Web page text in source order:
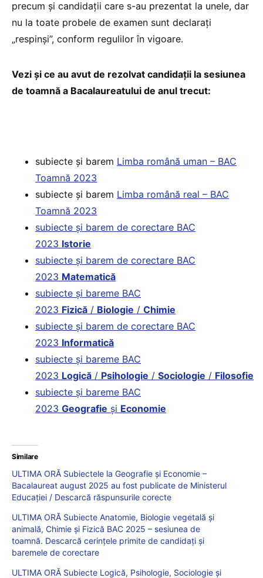
precum şi candidaţii care s-au prezentat la unele, dar
nu la toate probele de examen sunt declaraţi
„respinşi”, conform regulilor în vigoare.
Vezi și ce au avut de rezolvat candidații la sesiunea
de toamnă a Bacalaureatului de anul trecut:
subiecte și barem Limba română uman – BAC
Toamnă 2023
subiecte și barem Limba română real – BAC
Toamnă 2023
subiecte și barem de corectare BAC
2023 Istorie
subiecte și barem de corectare BAC
2023 Matematică
subiecte și bareme BAC
2023 Fizică / Biologie / Chimie
subiecte și barem de corectare BAC
2023 Informatică
subiecte și bareme BAC
2023 Logică / Psihologie / Sociologie / Filosofie
subiecte și bareme BAC
2023 Geografie și Economie
Similare
ULTIMA ORĂ Subiectele la Geografie și Economie –
Bacalaureat august 2025 au fost publicate de Ministerul
Educației / Descarcă răspunsurile corecte
ULTIMA ORĂ Subiecte Anatomie, Biologie vegetală și
animală, Chimie și Fizică BAC 2025 – sesiunea de
toamnă. Descarcă cerințele primite de candidați și
baremele de corectare
ULTIMA ORĂ Subiecte Logică, Psihologie, Sociologie și